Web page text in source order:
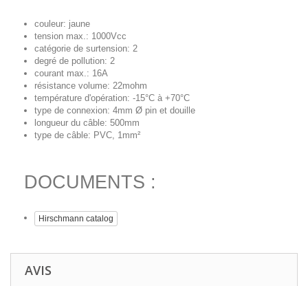
couleur: jaune
tension max.: 1000Vcc
catégorie de surtension: 2
degré de pollution: 2
courant max.: 16A
résistance volume: 22mohm
température d'opération: -15°C à +70°C
type de connexion: 4mm Ø pin et douille
longueur du câble: 500mm
type de câble: PVC, 1mm²
DOCUMENTS :
Hirschmann catalog
AVIS